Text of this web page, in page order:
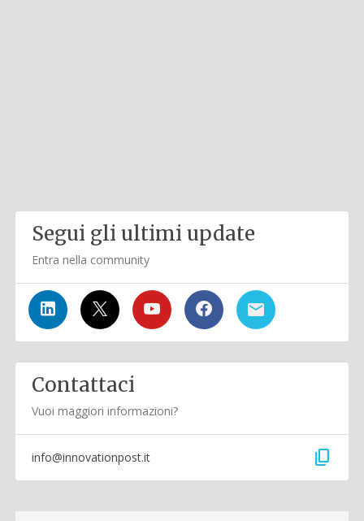
Segui gli ultimi update
Entra nella community
Contattaci
Vuoi maggiori informazioni?
info@innovationpost.it content_copy